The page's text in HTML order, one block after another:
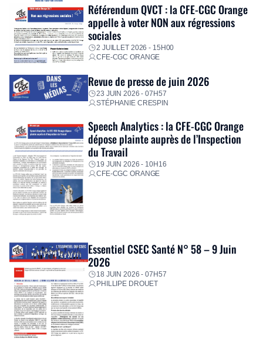
Référendum QVCT : la CFE-CGC Orange
appelle à voter NON aux régressions
sociales
2 JUILLET 2026 - 15H00
CFE-CGC ORANGE
Revue de presse de juin 2026
23 JUIN 2026 - 07H57
STÉPHANIE CRESPIN
Speech Analytics : la CFE-CGC Orange
dépose plainte auprès de l’Inspection
du Travail
19 JUIN 2026 - 10H16
CFE-CGC ORANGE
Essentiel CSEC Santé N° 58 – 9 Juin
2026
18 JUIN 2026 - 07H57
PHILLIPE DROUET